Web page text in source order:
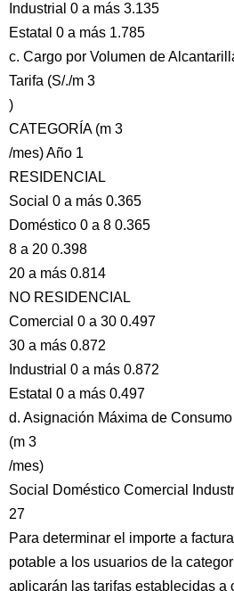
Industrial 0 a más 3.135
Estatal 0 a más 1.785
c. Cargo por Volumen de
Tarifa (S/./m 3
)
CATEGORÍA (m 3
/mes) Año 1
RESIDENCIAL
Social 0 a más 0.365
Doméstico 0 a 8 0.365
8 a 20 0.398
20 a más 0.814
NO RESIDENCIAL
Comercial 0 a 30 0.497
30 a más 0.872
Industrial 0 a más 0.872
Estatal 0 a más 0.497
d. Asignación Máxima de
(m 3
/mes)
Social Doméstico Comercial
27
Para determinar el importe a
potable a los usuarios de la
aplicarán las tarifas establecidas a